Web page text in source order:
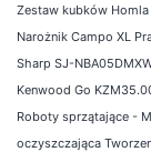
Zestaw kubków
Narożnik Campo XL
Sharp SJ-
Kenwood Go
Roboty sprzątające -
oczyszczająca